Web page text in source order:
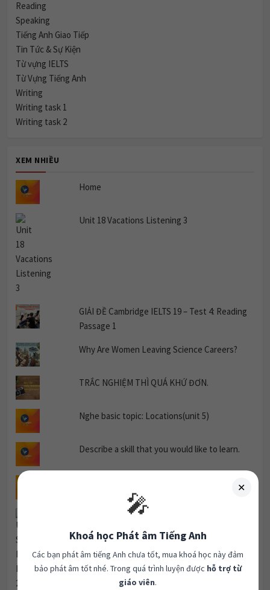
Speaking
Tiếng Anh Giao Tiếp
Tin Tức & Sự Kiện
Từ vựng IELTS
Từ Vựng Tiếng Anh
Writing
Writing task 1
Writing task 2
Passage 1
Nghe basic topic: family(unit 1).
Unit 3 Successful Businesses Listening 2
🎤
Các bạn phát âm tiếng Anh chưa tốt, mua khoá học này đảm
giáo viên.
199.000đ
Cần tư vấn: 0963082184